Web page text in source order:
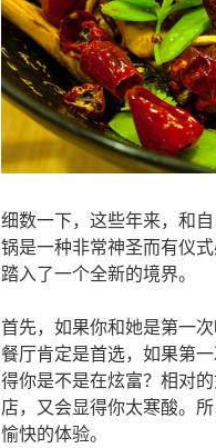
细数一下，这些年来，和
锅是一种非常神圣而有仪
踏入了一个全新的境界。
首先，如果你和她是第一
餐厅肯定是首选，如果第
得你是不是在炫富？相对
店，又会显得你太寒酸。
愉快的体验。